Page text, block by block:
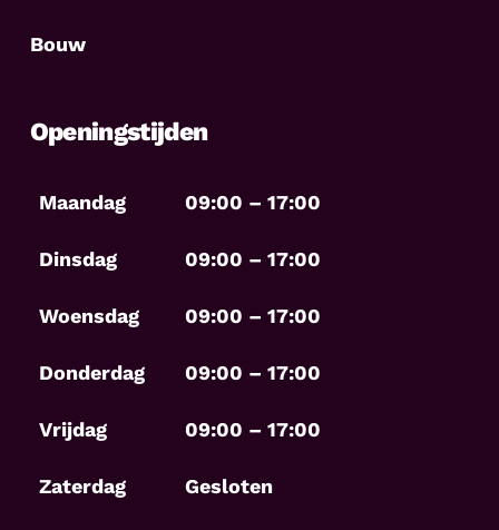
Bouw
Openingstijden
Maandag 09:00 – 17:00
Dinsdag 09:00 – 17:00
Woensdag 09:00 – 17:00
Donderdag 09:00 – 17:00
Vrijdag 09:00 – 17:00
Zaterdag Gesloten